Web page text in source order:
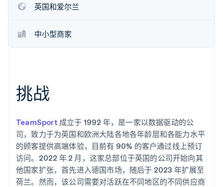
Stripe Sessions 2026
了解 Stripe 如何为 AI 构建经济基础设施。
生态系统
英国和爱尔兰
中小型商家
挑战
TeamSport 成立于 1992 年，是一家以数据驱动的公
司，致力于为英国和欧洲大陆各地各年龄层和各能力水平
的顾客提供高端体验，目前有 90% 的客户通过线上预订
访问。2022 年 2 月，这家总部位于英国的公司开始向其
他国家扩张，首先进入德国市场，随后于 2023 年扩展至
荷兰。然而，该公司需要对活跃在不同地区的不同供应商